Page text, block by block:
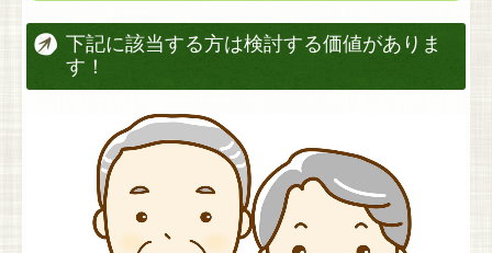
下記に該当する方は検討する価値がありま
す！